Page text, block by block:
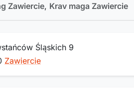
Zawiercie, Krav maga Zawiercie
Śląskich 9
Zawiercie